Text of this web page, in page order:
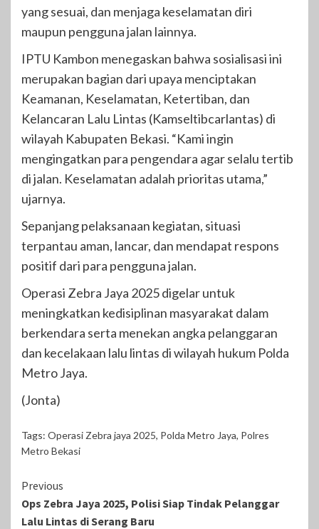
yang sesuai, dan menjaga keselamatan diri
maupun pengguna jalan lainnya.
IPTU Kambon menegaskan bahwa sosialisasi ini
merupakan bagian dari upaya menciptakan
Keamanan, Keselamatan, Ketertiban, dan
Kelancaran Lalu Lintas (Kamseltibcarlantas) di
wilayah Kabupaten Bekasi. “Kami ingin
mengingatkan para pengendara agar selalu tertib
di jalan. Keselamatan adalah prioritas utama,”
ujarnya.
Sepanjang pelaksanaan kegiatan, situasi
terpantau aman, lancar, dan mendapat respons
positif dari para pengguna jalan.
Operasi Zebra Jaya 2025 digelar untuk
meningkatkan kedisiplinan masyarakat dalam
berkendara serta menekan angka pelanggaran
dan kecelakaan lalu lintas di wilayah hukum Polda
Metro Jaya.
(Jonta)
Tags: Operasi Zebra jaya 2025, Polda Metro Jaya, Polres
Metro Bekasi
Continue
Reading
Previous
Ops Zebra Jaya 2025, Polisi Siap Tindak Pelanggar
Lalu Lintas di Serang Baru